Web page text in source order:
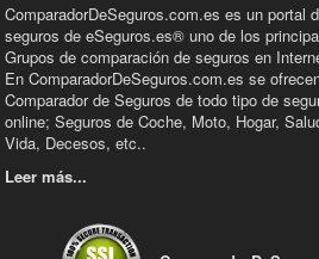
ComparadorDeSeguros.com.es es un portal
seguros de eSeguros.es® uno de los
Grupos de comparación de seguros en
En ComparadorDeSeguros.com.es se
Comparador de Seguros de todo tipo de
online; Seguros de Coche, Moto, Hogar,
Vida, Decesos, etc..
Leer más...